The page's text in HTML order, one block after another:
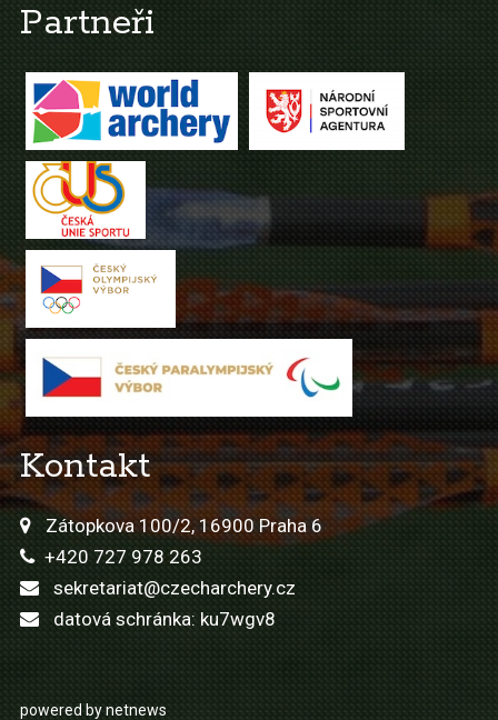
Partneři
Kontakt
Zátopkova 100/2, 16900 Praha 6
+420 727 978 263
sekretariat@czecharchery.cz
datová schránka: ku7wgv8
powered by netnews